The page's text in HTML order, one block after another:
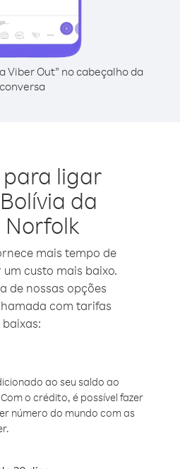
Viber Out” no cabeçalho da
conversa
para ligar
da
Norfolk
mais tempo de
custo mais baixo.
de nossas opções
com tarifas
baixas:
ao seu saldo ao
o crédito, é possível fazer
número do mundo com as